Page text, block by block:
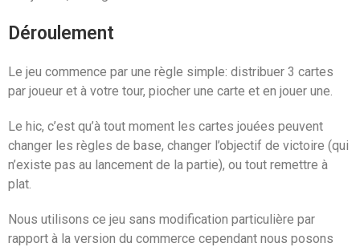
Déroulement
Le jeu commence par une règle simple: distribuer 3 cartes
par joueur et à votre tour, piocher une carte et en jouer une.
Le hic, c’est qu’à tout moment les cartes jouées peuvent
changer les règles de base, changer l’objectif de victoire (qui
n’existe pas au lancement de la partie), ou tout remettre à
plat.
Nous utilisons ce jeu sans modification particulière par
rapport à la version du commerce cependant nous posons